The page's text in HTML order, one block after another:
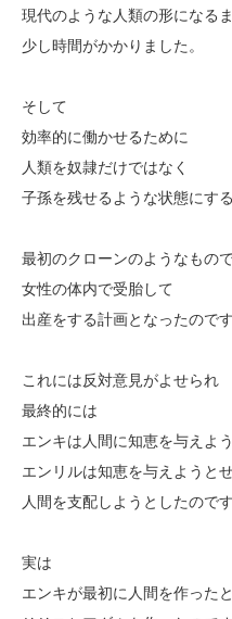
現代のような人類の形になる
少し時間がかかりました。
そして
効率的に働かせるために
人類を奴隷だけではなく
子孫を残せるような状態にす
最初のクローンのようなもの
女性の体内で受胎して
出産をする計画となったのです
これには反対意見がよせられ
最終的には
エンキは人間に知恵を与えよ
エンリルは知恵を与えようと
人間を支配しようとしたのです
実は
エンキが最初に人間を作った